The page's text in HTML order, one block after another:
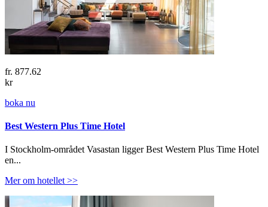
fr. 877.62
kr
boka nu
Best Western Plus Time Hotel
I Stockholm-området Vasastan ligger Best Western Plus Time Hotel
en...
Mer om hotellet >>